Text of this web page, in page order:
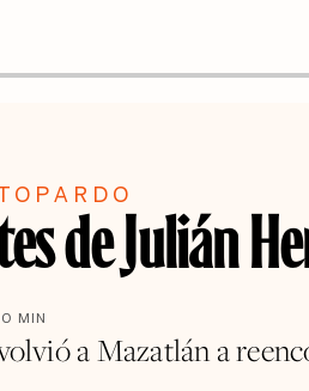
de Julián
MIN
a Mazatlán a